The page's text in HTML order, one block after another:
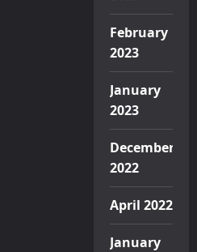
February
2023
January
2023
December
2022
April 2022
January